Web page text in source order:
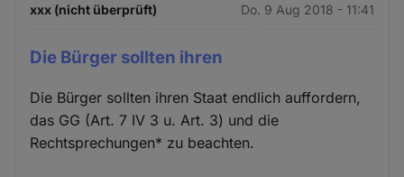
xxx (nicht überprüft) Do. 9 Aug 2018 - 11:41
Die Bürger sollten ihren
Die Bürger sollten ihren Staat endlich auffordern,
das GG (Art. 7 IV 3 u. Art. 3) und die
Rechtsprechungen* zu beachten.